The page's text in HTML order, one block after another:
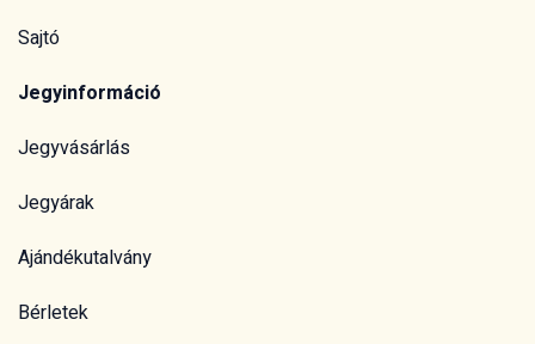
Sajtó
Jegyinformáció
Jegyvásárlás
Jegyárak
Ajándékutalvány
Bérletek